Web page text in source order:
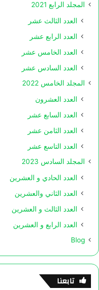
المجلد الرابع 2021
العدد الثالث عشر
العدد الرابع عشر
العدد الخامس عشر
العدد السادس عشر
المجلد الخامس 2022
العدد العشرون
العدد السابع عشر
العدد الثامن عشر
العدد التاسع عشر
المجلد السادس 2023
العدد الحادي و العشرين
العدد الثاني والعشرين
العدد الثالث و العشرين
العدد الرابع و العشرين
Blog
تابعنا